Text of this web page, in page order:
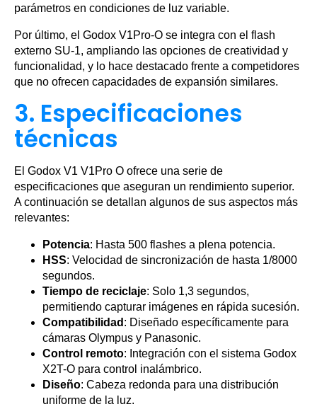
parámetros en condiciones de luz variable.
Por último, el Godox V1Pro-O se integra con el flash
externo SU-1, ampliando las opciones de creatividad y
funcionalidad, y lo hace destacado frente a competidores
que no ofrecen capacidades de expansión similares.
3. Especificaciones
técnicas
El Godox V1 V1Pro O ofrece una serie de
especificaciones que aseguran un rendimiento superior.
A continuación se detallan algunos de sus aspectos más
relevantes:
Potencia: Hasta 500 flashes a plena potencia.
HSS: Velocidad de sincronización de hasta 1/8000
segundos.
Tiempo de reciclaje: Solo 1,3 segundos,
permitiendo capturar imágenes en rápida sucesión.
Compatibilidad : Diseñado específicamente para
cámaras Olympus y Panasonic.
Control remoto: Integración con el sistema Godox
X2T-O para control inalámbrico.
Diseño: Cabeza redonda para una distribución
uniforme de la luz.